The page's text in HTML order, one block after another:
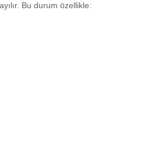
Bu durum özellikle: